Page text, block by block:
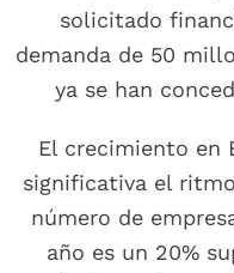
solicitado
demanda de 50
ya se han
El crecimiento en
significativa el
número de
año es un 20%